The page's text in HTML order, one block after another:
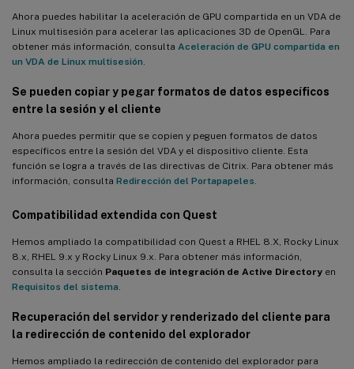
Ahora puedes habilitar la aceleración de GPU compartida en un VDA de
Linux multisesión para acelerar las aplicaciones 3D de OpenGL. Para
obtener más información, consulta Aceleración de GPU compartida en
un VDA de Linux multisesión
Se pueden copiar y pegar formatos de datos específicos
entre la sesión y el cliente
Ahora puedes permitir que se copien y peguen formatos de datos
específicos entre la sesión del VDA y el dispositivo cliente. Esta
función se logra a través de las directivas de Citrix. Para obtener más
información, consulta Redirección del Portapapeles
Compatibilidad extendida con Quest
Hemos ampliado la compatibilidad con Quest a RHEL 8.X, Rocky Linux
8.x, RHEL 9.x y Rocky Linux 9.x. Para obtener más información,
consulta la sección Paquetes de integración de Active Directory en
Requisitos del sistema
Recuperación del servidor y renderizado del cliente para
la redirección de contenido del explorador
Hemos ampliado la redirección de contenido del explorador para
Se agregan dos variables de entorno a ctxfascfg.sh
Inicio de sesión con credenciales diferentes de las utilizadas
para iniciar sesión en la aplicación Citrix Workspace
Compatibilidad con el uso compartido de pantalla HDX (versión
Kit de desarrollo de software (SDK) de canales virtuales de Citrix
para el VDA de Linux (versión preliminar)
Compatibilidad con la transmisión de Linux para RHEL 8.4,
Compatibilidad con la sincronización del diseño del teclado para
el escritorio MATE
Nuevas métricas de sesión de Linux disponibles